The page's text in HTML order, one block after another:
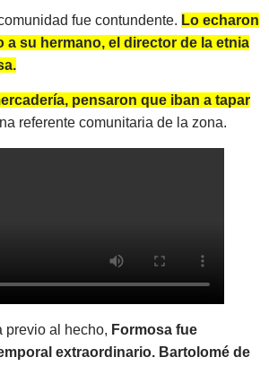
fue contundente. Lo echaron
a su hermano, el director de la etnia
pensaron que iban a tapar
referente comunitaria de la zona.
previo al hecho, Formosa fue
extraordinario. Bartolomé de